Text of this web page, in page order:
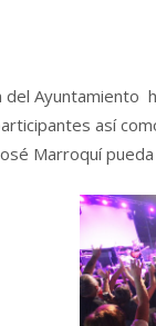
del Ayuntamiento
así
Marroquí